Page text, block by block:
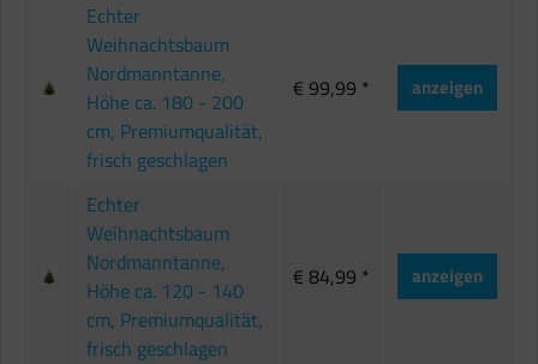
Echter
Weihnachtsbaum
Nordmanntanne,
Höhe ca. 180 - 200
cm, Premiumqualität,
frisch geschlagen
€ 99,99 * anzeigen
Echter
Weihnachtsbaum
Nordmanntanne,
Höhe ca. 120 - 140
cm, Premiumqualität,
frisch geschlagen
€ 84,99 * anzeigen